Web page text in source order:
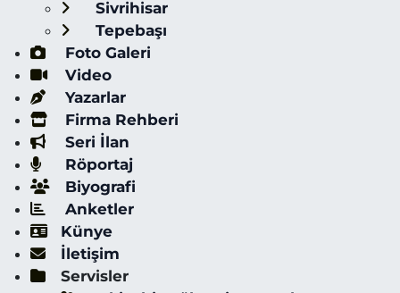
Sivrihisar
Tepebaşı
Foto Galeri
Video
Yazarlar
Firma Rehberi
Seri İlan
Röportaj
Biyografi
Anketler
Künye
İletişim
Servisler